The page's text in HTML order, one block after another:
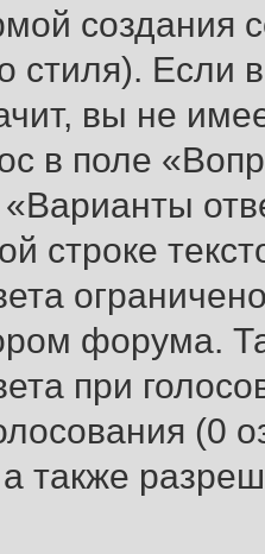
создания
стиля). Если
вы не
в поле
«Варианты
строке
форума.
при
(0
также